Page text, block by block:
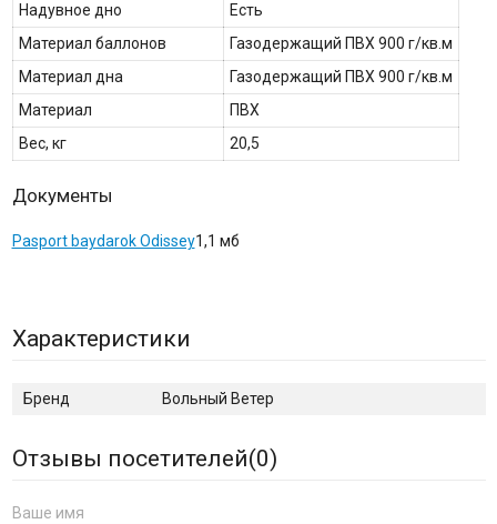
Надувное дно
Есть
Материал баллонов
Газодержащий ПВХ 900 г/кв.м
Материал дна
Газодержащий ПВХ 900 г/кв.м
Материал
ПВХ
Вес, кг
20,5
Документы
Pasport baydarok Odissey1,1 мб
Характеристики
Бренд Вольный Ветер
Отзывы посетителей(0)
Ваше имя